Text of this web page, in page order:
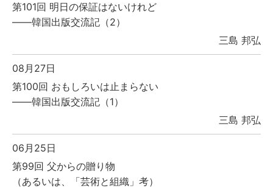
第101回 明日の保証はないけれど
――韓国出版交流記（2）
三島 邦弘
08月27日
第100回 おもしろいは止まらない
――韓国出版交流記（1）
三島 邦弘
06月25日
第99回 父からの贈り物
（あるいは、「芸術と組織」考）